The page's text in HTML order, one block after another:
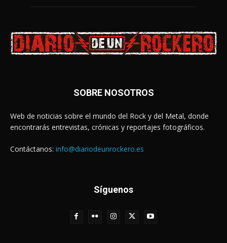
SOBRE NOSOTROS
Web de noticias sobre el mundo del Rock y del Metal, donde
encontrarás entrevistas, crónicas y reportajes fotográficos.
Contáctanos: info@diariodeunrockero.es
Síguenos